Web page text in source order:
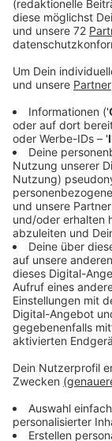
Veröffentlicht:
Anzeige
Es geht
die Situation
Notarzt per
das
bei der
testet der
Fehlerquellen
Diese
Anfang
neuen Technik
zunächst in
Jahres. Ab
Testgebiet
im Einsatz zu